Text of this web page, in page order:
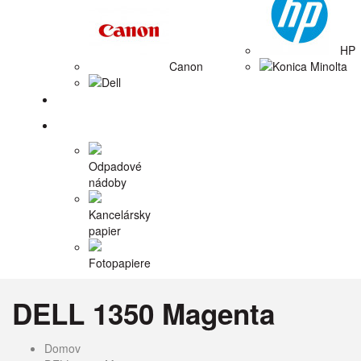
Canon
Dell
HP
Konica Minolta
Odpadové
nádoby
Kancelársky
papier
Fotopapiere
DELL 1350 Magenta
Domov